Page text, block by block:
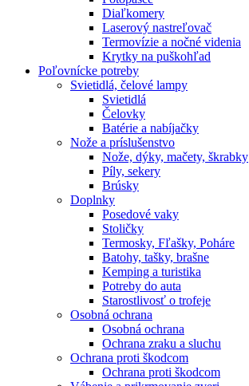
Diaľkomery
Laserový nastreľovač
Termovízie a nočné videnia
Krytky na puškohľad
Poľovnícke potreby
Svietidlá, čelové lampy
Svietidlá
Čelovky
Batérie a nabíjačky
Nože a príslušenstvo
Nože, dýky, mačety, škrabky
Píly, sekery
Brúsky
Doplnky
Posedové vaky
Stoličky
Termosky, Fľašky, Poháre
Batohy, tašky, brašne
Kemping a turistika
Potreby do auta
Starostlivosť o trofeje
Osobná ochrana
Osobná ochrana
Ochrana zraku a sluchu
Ochrana proti škodcom
Ochrana proti škodcom